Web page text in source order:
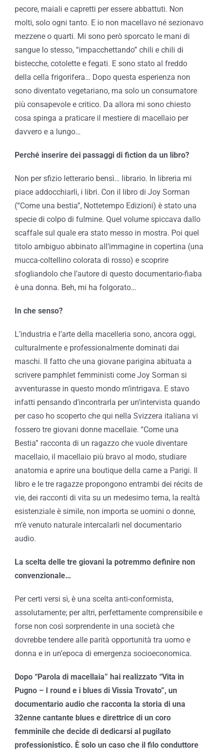
pecore, maiali e capretti per essere abbattuti. Non
molti, solo ogni tanto. E io non macellavo né sezionavo
mezzene o quarti. Mi sono però sporcato le mani di
sangue lo stesso, “impacchettando” chili e chili di
bistecche, cotolette e fegati. E sono stato al freddo
della cella frigorifera… Dopo questa esperienza non
sono diventato vegetariano, ma solo un consumatore
più consapevole e critico. Da allora mi sono chiesto
cosa spinga a praticare il mestiere di macellaio per
davvero e a lungo…
Perché inserire dei passaggi di fiction da un libro?
Non per sfizio letterario bensì… librario. In libreria mi
piace addocchiarli, i libri. Con il libro di Joy Sorman
(“Come una bestia”, Nottetempo Edizioni) è stato una
specie di colpo di fulmine. Quel volume spiccava dallo
scaffale sul quale era stato messo in mostra. Poi quel
titolo ambiguo abbinato all’immagine in copertina (una
mucca-coltellino colorata di rosso) e scoprire
sfogliandolo che l’autore di questo documentario-fiaba
è una donna. Beh, mi ha folgorato…
In che senso?
L’industria e l’arte della macelleria sono, ancora oggi,
culturalmente e professionalmente dominati dai
maschi. Il fatto che una giovane parigina abituata a
scrivere pamphlet femministi come Joy Sorman si
avventurasse in questo mondo m’intrigava. E stavo
infatti pensando d’incontrarla per un’intervista quando
per caso ho scoperto che qui nella Svizzera italiana vi
fossero tre giovani donne macellaie. “Come una
Bestia” racconta di un ragazzo che vuole diventare
macellaio, il macellaio più bravo al modo, studiare
anatomia e aprire una boutique della carne a Parigi. Il
libro e le tre ragazze propongono entrambi dei récits de
vie, dei racconti di vita su un medesimo tema, la realtà
esistenziale è simile, non importa se uomini o donne,
m’è venuto naturale intercalarli nel documentario
audio.
La scelta delle tre giovani la potremmo definire non
convenzionale…
Per certi versi sì, è una scelta anti-conformista,
assolutamente; per altri, perfettamente comprensibile e
forse non così sorprendente in una società che
dovrebbe tendere alle parità opportunità tra uomo e
donna e in un’epoca di emergenza socioeconomica.
Dopo “Parola di macellaia” hai realizzato “Vita in
Pugno – I round e i blues di Vissia Trovato”, un
documentario audio che racconta la storia di una
32enne cantante blues e direttrice di un coro
femminile che decide di dedicarsi al pugilato
professionistico. È solo un caso che il filo conduttore